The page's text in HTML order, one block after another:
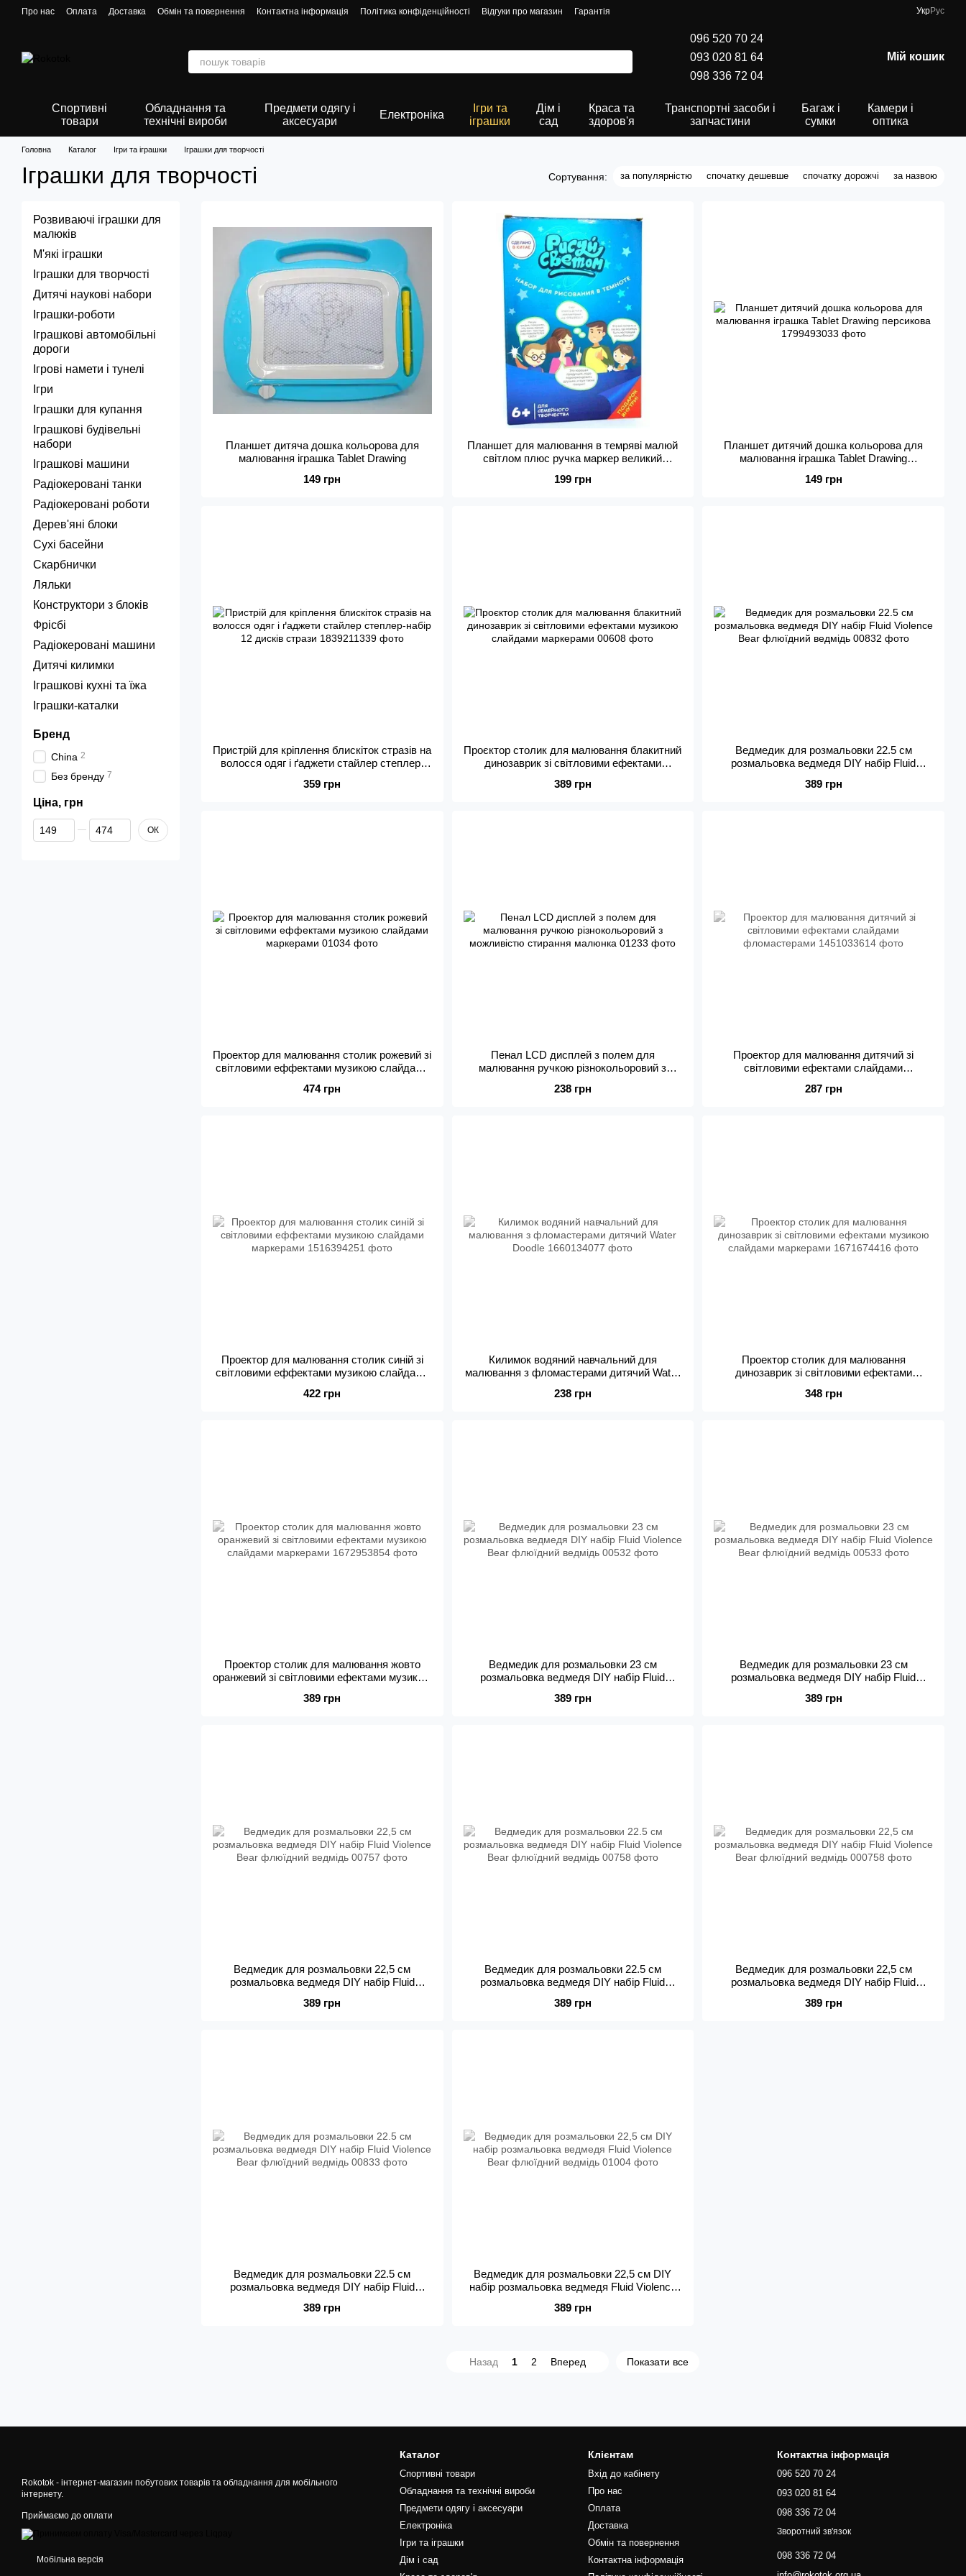
Перейти до основного контенту
Про нас Оплата Доставка Обмін та повернення Контактна інформація Політика конфіденційності Відгуки про магазин Гарантія УкрРус
096 520 70 24
093 020 81 64
098 336 72 04
Мій кошик
Спортивні
товари
Обладнання та
технічні вироби
Предмети одягу і
аксесуари
Електроніка
Ігри та
іграшки
Дім і
сад
Краса та
здоров'я
Транспортні засоби і
запчастини
Багаж і
сумки
Камери і
оптика
Головна Каталог Ігри та іграшки Іграшки для творчості
Іграшки для творчості Сортування: за популярністю спочатку дешевше спочатку дорожчі за назвою
Планшет дитяча дошка кольорова для
малювання іграшка Tablet Drawing
149 грн
Планшет для малювання в темряві малюй
світлом плюс ручка маркер великий
199 грн
Планшет дитячий дошка кольорова для
малювання іграшка Tablet Drawing
149 грн
Пристрій для кріплення блискіток стразів на
волосся одяг і ґаджети стайлер степлер-
359 грн
Проєктор столик для малювання блакитний
динозаврик зі світловими ефектами
389 грн
Ведмедик для розмальовки 22.5 см
розмальовка ведмедя DIY набір Fluid
389 грн
Проектор для малювання столик рожевий зі
світловими еффектами музикою слайдами
474 грн
Пенал LCD дисплей з полем для
малювання ручкою різнокольоровий з
238 грн
Проектор для малювання дитячий зі
світловими ефектами слайдами
287 грн
Проектор для малювання столик синій зі
світловими еффектами музикою слайдами
422 грн
Килимок водяний навчальний для
малювання з фломастерами дитячий Water
238 грн
Проектор столик для малювання
динозаврик зі світловими ефектами
348 грн
Проектор столик для малювання жовто
оранжевий зі світловими ефектами музикою
389 грн
Ведмедик для розмальовки 23 см
розмальовка ведмедя DIY набір Fluid
389 грн
Ведмедик для розмальовки 23 см
розмальовка ведмедя DIY набір Fluid
389 грн
Ведмедик для розмальовки 22,5 см
розмальовка ведмедя DIY набір Fluid
389 грн
Ведмедик для розмальовки 22.5 см
розмальовка ведмедя DIY набір Fluid
389 грн
Ведмедик для розмальовки 22,5 см
розмальовка ведмедя DIY набір Fluid
389 грн
Ведмедик для розмальовки 22.5 см
розмальовка ведмедя DIY набір Fluid
389 грн
Ведмедик для розмальовки 22,5 см DIY
набір розмальовка ведмедя Fluid Violence
389 грн
Назад 1 2 Вперед Показати все
Розвиваючі іграшки для
малюків
М'які іграшки
Іграшки для творчості
Дитячі наукові набори
Іграшки-роботи
Іграшкові автомобільні
дороги
Ігрові намети і тунелі
Ігри
Іграшки для купання
Іграшкові будівельні
набори
Іграшкові машини
Радіокеровані танки
Радіокеровані роботи
Дерев'яні блоки
Сухі басейни
Скарбнички
Ляльки
Конструктори з блоків
Фрісбі
Радіокеровані машини
Дитячі килимки
Іграшкові кухні та їжа
Іграшки-каталки
Бренд
China 2
Без бренду 7
Ціна, грн
Від Ціна, грн
До Ціна, грн ОК
Rokotok - інтернет-магазин побутових товарів та обладнання для мобільного
інтернету.
Приймаємо до оплати
Мобільна версія
Каталог
Спортивні товари
Обладнання та технічні вироби
Предмети одягу і аксесуари
Електроніка
Ігри та іграшки
Дім і сад
Клієнтам
Вхід до кабінету
Про нас
Оплата
Доставка
Обмін та повернення
Контактна інформація
Контактна інформація
096 520 70 24
093 020 81 64
098 336 72 04
Зворотний зв'язок
098 336 72 04